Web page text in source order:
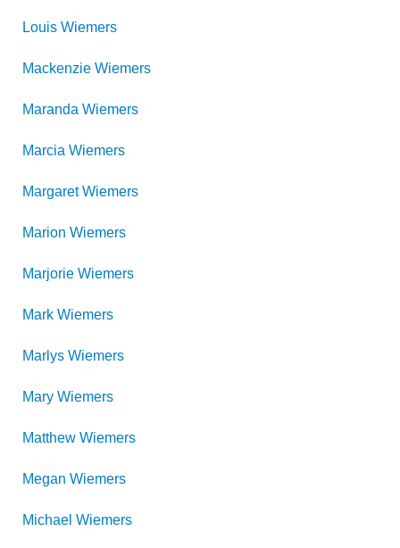
Louis Wiemers
Mackenzie Wiemers
Maranda Wiemers
Marcia Wiemers
Margaret Wiemers
Marion Wiemers
Marjorie Wiemers
Mark Wiemers
Marlys Wiemers
Mary Wiemers
Matthew Wiemers
Megan Wiemers
Michael Wiemers